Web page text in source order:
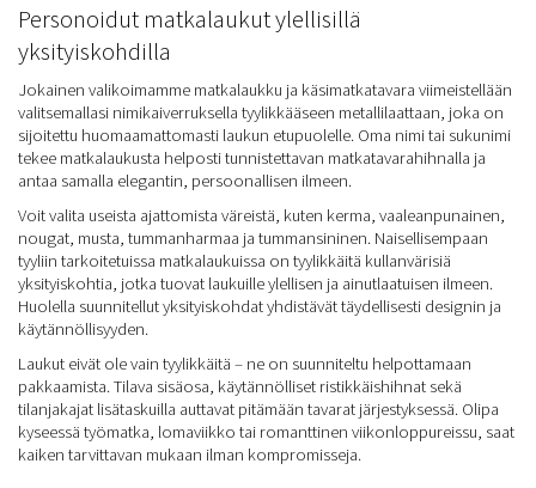
Personoidut matkalaukut ylellisillä
yksityiskohdilla
Jokainen valikoimamme matkalaukku ja käsimatkatavara viimeistellään
valitsemallasi nimikaiverruksella tyylikkääseen metallilaattaan, joka on
sijoitettu huomaamattomasti laukun etupuolelle. Oma nimi tai sukunimi
tekee matkalaukusta helposti tunnistettavan matkatavarahihnalla ja
antaa samalla elegantin, persoonallisen ilmeen.
Voit valita useista ajattomista väreistä, kuten kerma, vaaleanpunainen,
nougat, musta, tummanharmaa ja tummansininen. Naisellisempaan
tyyliin tarkoitetuissa matkalaukuissa on tyylikkäitä kullanvärisiä
yksityiskohtia, jotka tuovat laukuille ylellisen ja ainutlaatuisen ilmeen.
Huolella suunnitellut yksityiskohdat yhdistävät täydellisesti designin ja
käytännöllisyyden.
Laukut eivät ole vain tyylikkäitä – ne on suunniteltu helpottamaan
pakkaamista. Tilava sisäosa, käytännölliset ristikkäishihnat sekä
tilanjakajat lisätaskuilla auttavat pitämään tavarat järjestyksessä. Olipa
kyseessä työmatka, lomaviikko tai romanttinen viikonloppureissu, saat
kaiken tarvittavan mukaan ilman kompromisseja.